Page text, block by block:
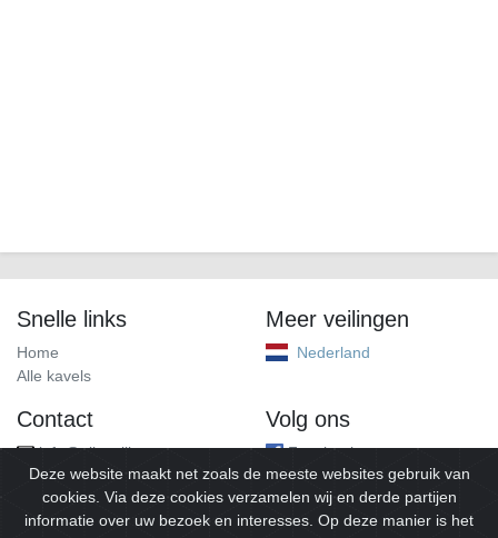
Snelle links
Home
Alle kavels
Meer veilingen
Nederland
Contact
info@alleveilingen.net
Volg ons
Facebook
Deze website maakt net zoals de meeste websites gebruik van
cookies. Via deze cookies verzamelen wij en derde partijen
informatie over uw bezoek en interesses. Op deze manier is het